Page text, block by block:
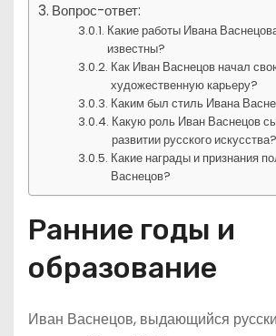
Вопрос-ответ:
Какие работы Ивана
известны?
Как Иван Васнецов начал
художественную карьеру?
Каким был стиль Ивана
Какую роль Иван Васнецов
развитии русского искусства?
Какие награды и признания
Васнецов?
Ранние годы и
образование
Иван Васнецов, выдающийся